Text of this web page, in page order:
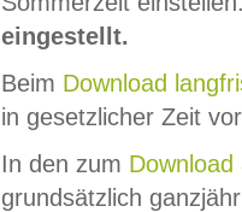
eingestellt.
Beim Download
in gesetzlicher Zeit
In den zum Download
grundsätzlich